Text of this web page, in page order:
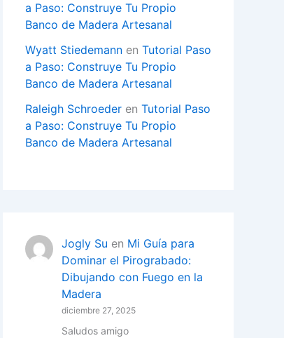
a Paso: Construye Tu Propio
Banco de Madera Artesanal
Wyatt Stiedemann en Tutorial Paso
a Paso: Construye Tu Propio
Banco de Madera Artesanal
Raleigh Schroeder en Tutorial Paso
a Paso: Construye Tu Propio
Banco de Madera Artesanal
Jogly Su en Mi Guía para
Dominar el Pirograbado:
Dibujando con Fuego en la
Madera
diciembre 27, 2025
Saludos amigo